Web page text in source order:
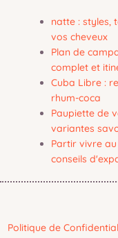
natte : styles,
vos cheveux
Plan de
complet et
Cuba Libre :
rhum-coca
Paupiette de
variantes
Partir vivre
conseils
Politique de